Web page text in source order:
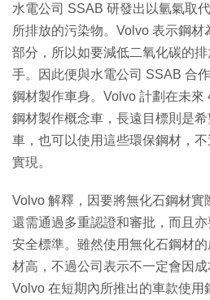
水電公司 SSAB 研發出以氫氣取
所排放的污染物。Volvo 表示鋼
部分，所以如要減低二氧化碳的
手。因此便與水電公司 SSAB 合
鋼材製作車身。Volvo 計劃在未來
鋼材製作概念車，長遠目標則是
車，也可以使用這些環保鋼材，
實現。
Volvo 解釋，因要將無化石鋼材實
還需通過多重認證和審批，而且
安全標準。雖然使用無化石鋼材
材高，不過公司表示不一定會因
Volvo 在短期內所推出的車款使用